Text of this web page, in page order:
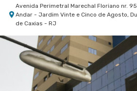
Avenida Perimetral Marechal Floriano nr. 95
Andar - Jardim Vinte e Cinco de Agosto,
de Caxias - RJ
Copa D'Or - Centro Médico
Hospital Copa D'Or
Avenida Atlantica nr. 4240 2° Andar Sala
Copacabana, Rio de Janeiro - RJ